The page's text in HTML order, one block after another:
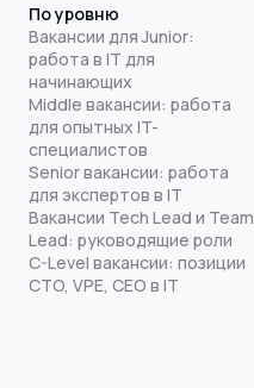
По уровню
Вакансии для Junior:
работа в IT для
начинающих
Middle вакансии: работа
для опытных IT-
специалистов
Senior вакансии: работа
для экспертов в IT
Вакансии Tech Lead и Team
Lead: руководящие роли
C-Level вакансии: позиции
CTO, VPE, CEO в IT